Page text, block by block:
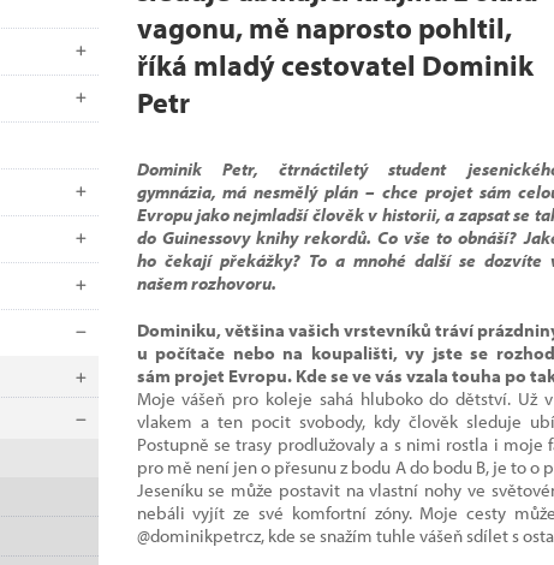
vagonu, mě naprosto pohltil,
říká mladý cestovatel Dominik
Petr
Dominik Petr, čtrnáctiletý student
gymnázia, má nesmělý plán – chce projet sám
Evropu jako nejmladší člověk v historii, a zapsat se
do Guinessovy knihy rekordů. Co vše to obnáší?
ho čekají překážky? To a mnohé další se dozvíte
našem rozhovoru.
Dominiku, většina vašich vrstevníků tráví
u počítače nebo na koupališti, vy jste se
sám projet Evropu. Kde se ve vás vzala touha po
Moje vášeň pro koleje sahá hluboko do dětství.
vlakem a ten pocit svobody, kdy člověk sleduje
Postupně se trasy prodlužovaly a s nimi rostla i moje
pro mě není jen o přesunu z bodu A do bodu B, je to
Jeseníku se může postavit na vlastní nohy ve
nebáli vyjít ze své komfortní zóny. Moje cesty
@dominikpetrcz, kde se snažím tuhle vášeň sdílet s